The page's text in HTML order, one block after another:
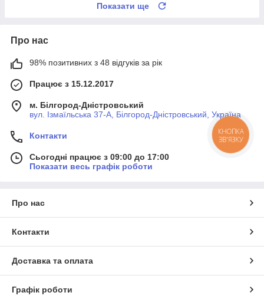
Показати ще
Про нас
98% позитивних з 48 відгуків за рік
Працює з 15.12.2017
м. Білгород-Дністровський
вул. Ізмаїльська 37-А, Білгород-Дністровський, Україна
Контакти
Сьогодні працює з 09:00 до 17:00
Показати весь графік роботи
Про нас
Контакти
Доставка та оплата
Графік роботи
КНОПКА
ЗВ'ЯЗКУ